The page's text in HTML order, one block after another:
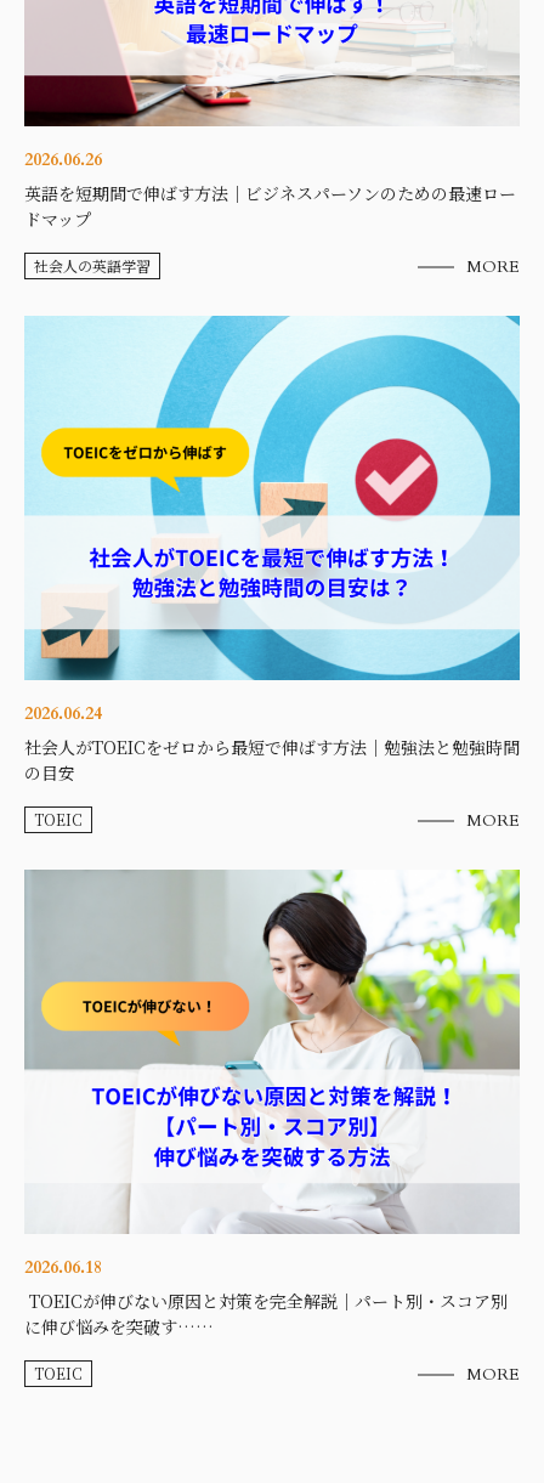
2026.06.26
英語を短期間で伸ばす方法｜ビジネスパーソンのための最速ロー
ドマップ
社会人の英語学習 MORE
2026.06.24
社会人がTOEICをゼロから最短で伸ばす方法｜勉強法と勉強時間
の目安
TOEIC MORE
2026.06.18
TOEICが伸びない原因と対策を完全解説｜パート別・スコア別
に伸び悩みを突破す……
TOEIC MORE